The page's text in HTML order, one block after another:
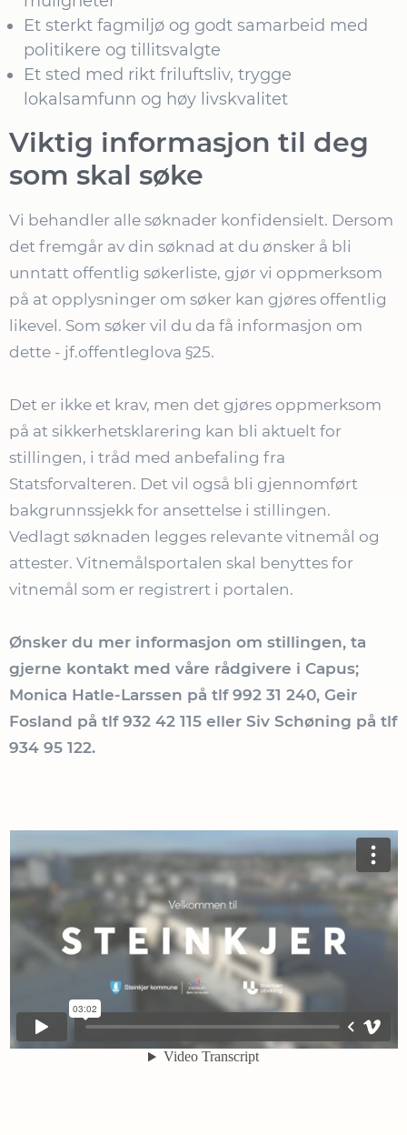
Et sterkt fagmiljø og godt samarbeid med
politikere og tillitsvalgte
Et sted med rikt friluftsliv, trygge
lokalsamfunn og høy livskvalitet
Viktig informasjon til deg
som skal søke
Vi behandler alle søknader konfidensielt. Dersom
det fremgår av din søknad at du ønsker å bli
unntatt offentlig søkerliste, gjør vi oppmerksom
på at opplysninger om søker kan gjøres offentlig
likevel. Som søker vil du da få informasjon om
dette - jf.offentleglova §25.
Det er ikke et krav, men det gjøres oppmerksom
på at sikkerhetsklarering kan bli aktuelt for
stillingen, i tråd med anbefaling fra
Statsforvalteren. Det vil også bli gjennomført
bakgrunnssjekk for ansettelse i stillingen.
Vedlagt søknaden legges relevante vitnemål og
attester. Vitnemålsportalen skal benyttes for
vitnemål som er registrert i portalen.
Ønsker du mer informasjon om stillingen, ta
gjerne kontakt med våre rådgivere i Capus;
Monica Hatle-Larssen på tlf 992 31 240, Geir
Fosland på tlf 932 42 115 eller Siv Schøning på tlf
934 95 122.